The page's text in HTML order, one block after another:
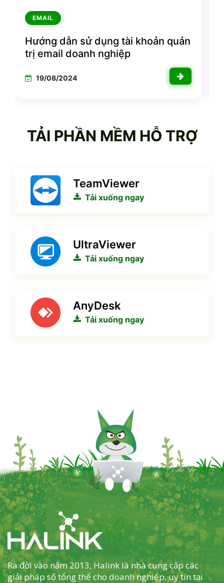
EMAIL
Hướng dẫn thêm email doanh
nghiệp vào ứng dụng Gmail trên
14/08/2024
TẢI PHẦN MỀM HỖ TRỢ
TeamViewer
Tải xuống ngay
UltraViewer
Tải xuống ngay
AnyDesk
Tải xuống ngay
Ra đời vào năm 2013, Halink là nhà cung cấp các
giải pháp số tổng thể cho doanh nghiệp, uy tín tại